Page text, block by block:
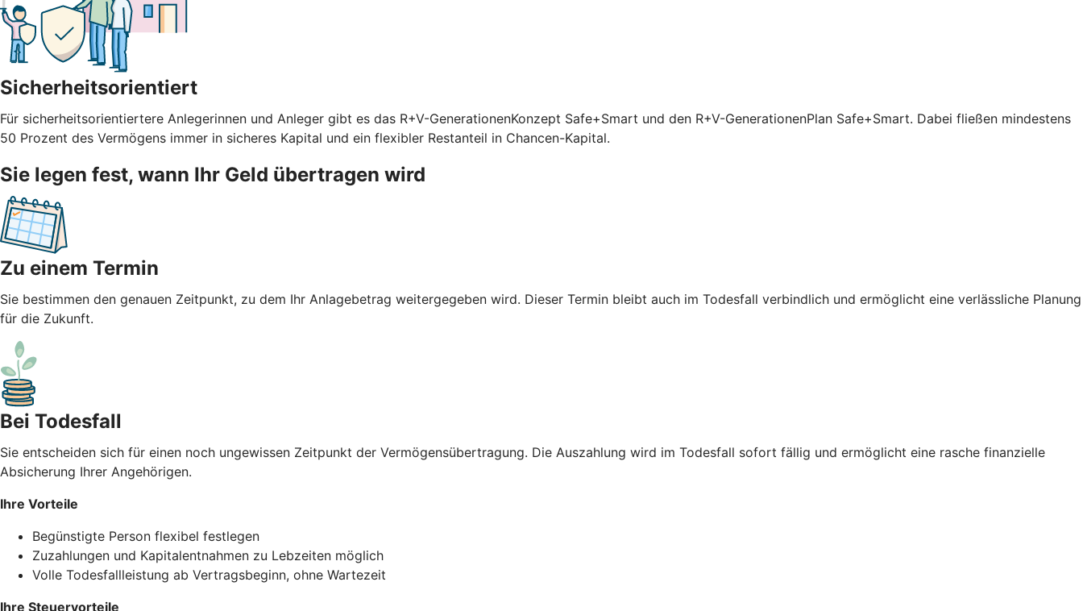
Sicherheitsorientiert
Für sicherheitsorientiertere Anlegerinnen und Anleger gibt es das R+V-GenerationenKonzept Safe+Smart und den R+V-GenerationenPlan Safe+Smart. Dabei fließen mindestens
50 Prozent des Vermögens immer in sicheres Kapital und ein flexibler Restanteil in Chancen-Kapital.
Sie legen fest, wann Ihr Geld übertragen wird
Zu einem Termin
Sie bestimmen den genauen Zeitpunkt, zu dem Ihr Anlagebetrag weitergegeben wird. Dieser Termin bleibt auch im Todesfall verbindlich und ermöglicht eine verlässliche Planung
für die Zukunft.
Bei Todesfall
Sie entscheiden sich für einen noch ungewissen Zeitpunkt der Vermögensübertragung. Die Auszahlung wird im Todesfall sofort fällig und ermöglicht eine rasche finanzielle
Absicherung Ihrer Angehörigen.
Ihre Vorteile
Begünstigte Person flexibel festlegen
Zuzahlungen und Kapitalentnahmen zu Lebzeiten möglich
Volle Todesfallleistung ab Vertragsbeginn, ohne Wartezeit
Ihre Steuervorteile